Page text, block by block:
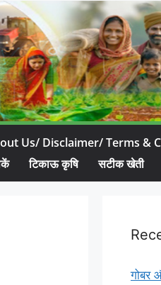
Us/ Disclaimer/ Terms &
टिकाऊ कृषि सटीक खेती
गोबर